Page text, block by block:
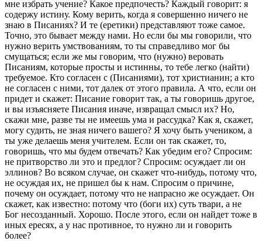
мне избрать учение? Какое предпочесть? Каждый говорит: я
содержу истину. Кому верить, когда я совершенно ничего не
знаю в Писаниях? И те (еретики) представляют тоже самое.
Точно, это бывает между нами. Но если бы мы говорили, что
нужно верить умствованиям, то ты справедливо мог бы
смущаться; если же мы говорим, что (нужно) веровать
Писаниям, которые просты и истинны, то тебе легко (найти)
требуемое. Кто согла­сен с (Писаниями), тот христианин; а кто
не согласен с ними, тот далек от этого правила. А что, если он
придет и скажет: Писание говорит так, а ты говоришь другое,
и вы изъясняете Писания иначе, извращал смысл их? Но,
скажи мне, разве ты не имеешь ума и рассудка? Как я, скажет,
могу судить, не зная ничего вашего? Я хочу быть учеником, а
ты уже делаешь меня учителем. Если он так скажет, то,
говоришь, что мы будем отвечать? Как убедим его? Спросим:
не притворство ли это и предлог? Спросим: осуждает ли он
эллинов? Во всяком случае, он скажет что-нибудь, потому что,
не осуждая их, не пришел бы к нам. Спросим о при­чине,
почему он осуждает, потому что не напрасно же осуж­дает. Он
скажет, как известно: потому что (боги их) суть твари, а не
Бог несозданный. Хорошо. После этого, если он найдет тоже в
иных ересях, а у нас противное, то нужно ли и говорить
более?